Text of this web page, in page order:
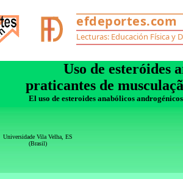
Uso de esteróides
praticantes de
El uso de esteroides anabólicos
Universidade Vila Velha, ES
(Brasil)